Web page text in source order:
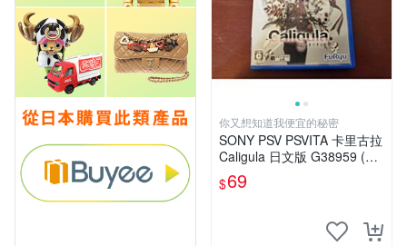
你又想知道我便宜的秘密
SONY PSV PSVITA 卡里古拉
Caligula 日文版 G38959 (下
標前請先詢問)
$69